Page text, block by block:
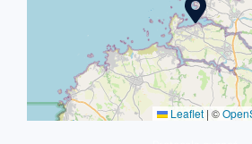
Leaflet | ©